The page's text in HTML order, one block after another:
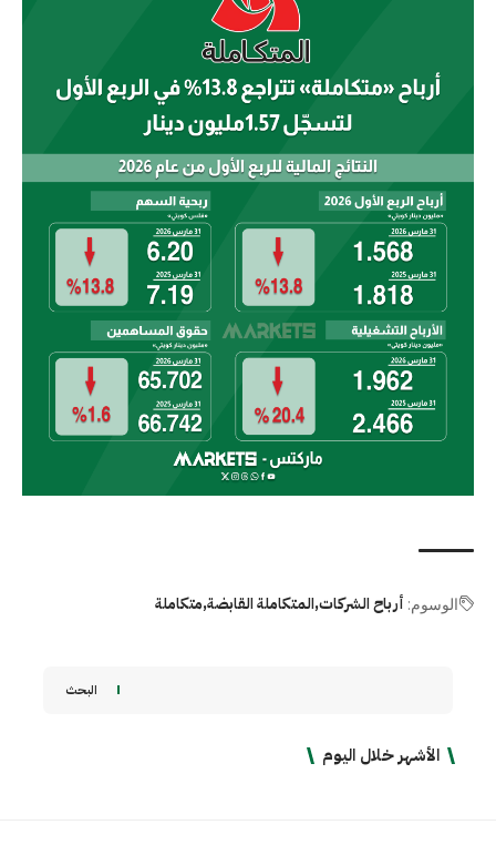
الوسوم: أرباح الشركاتالمتكاملة القابضة متكاملة
البحث
الأشهر خلال اليوم